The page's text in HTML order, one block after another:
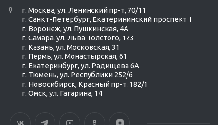
г. Москва, ул. Ленинский пр-т, 70/11
г. Санкт-Петербург, Екатерининский проспект 1
г. Воронеж, ул. Пушкинская, 4А
г. Самара, ул. Льва Толстого, 123
г. Казань, ул. Московская, 31
г. Пермь, ул. Монастырская, 61
г. Екатеринбург, ул. Радищева 6А
г. Тюмень, ул. Республики 252/6
г. Новосибирск, Красный пр-т, 182/1
г. Омск, ул. ​Гагарина, 14